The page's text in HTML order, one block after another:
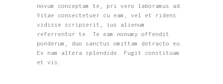
novum conceptam te, pri vero laboramus ad.
Vitae consectetuer cu eam, vel et ridens
vidisse scripserit, ius alienum
referrentur te. Te eam nonumy offendit
ponderum, duo sanctus omittam detracto eu.
Ex nam altera splendide. Fugit constituam
et vis.